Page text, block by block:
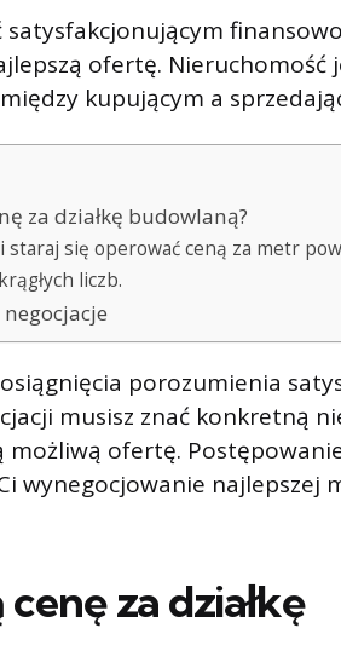
ofertę. Nieruchomość
kupującym a
za działkę budowlaną?
staraj się operować ceną za metr
liczb.
porozumienia
musisz znać konkretną
możliwą ofertę.
wynegocjowanie najlepszej
za działkę